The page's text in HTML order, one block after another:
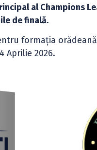
al Champions
de finală.
formația
Aprilie 2026.